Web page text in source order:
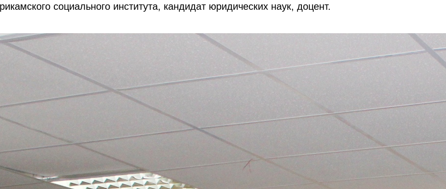
социального института, кандидат юридических наук, доцент.